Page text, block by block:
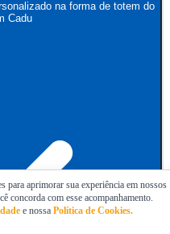
na forma de totem do
Cadu
para aprimorar sua experiência em nossos
concorda com esse acompanhamento.
e nossa Política de Cookies.